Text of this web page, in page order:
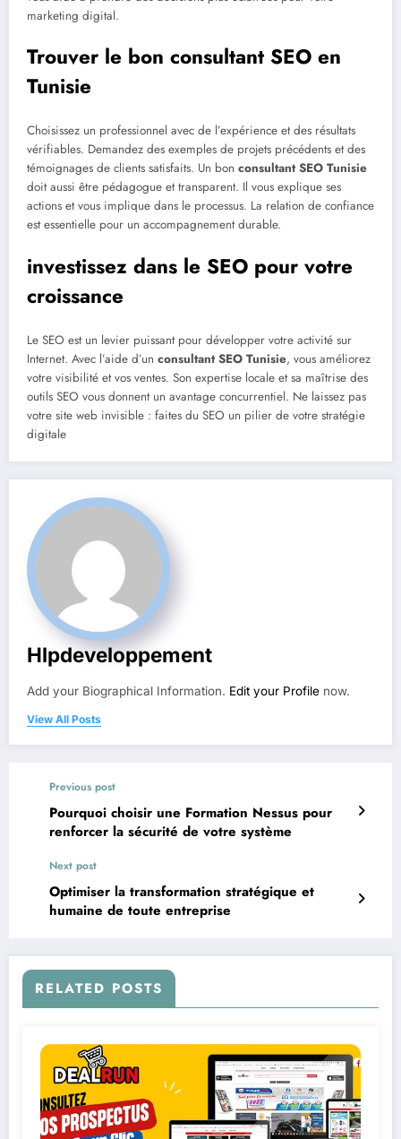
marketing digital.
Trouver le bon consultant SEO en
Tunisie
Choisissez un professionnel avec de l’expérience et des résultats
vérifiables. Demandez des exemples de projets précédents et des
témoignages de clients satisfaits. Un bon consultant SEO Tunisie
doit aussi être pédagogue et transparent. Il vous explique ses
actions et vous implique dans le processus. La relation de confiance
est essentielle pour un accompagnement durable.
investissez dans le SEO pour votre
croissance
Le SEO est un levier puissant pour développer votre activité sur
Internet. Avec l’aide d’un consultant SEO Tunisie, vous améliorez
votre visibilité et vos ventes. Son expertise locale et sa maîtrise des
outils SEO vous donnent un avantage concurrentiel. Ne laissez pas
votre site web invisible : faites du SEO un pilier de votre stratégie
digitale
Hlpdeveloppement
Add your Biographical Information. Edit your Profile now.
View All Posts
Previous post
Pourquoi choisir une Formation Nessus pour
renforcer la sécurité de votre système
Next post
Optimiser la transformation stratégique et
humaine de toute entreprise
RELATED POSTS